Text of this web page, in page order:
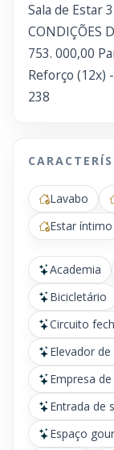
Sala de Estar
CONDIÇÕES
753. 000,00
Reforço (12x)
238
Lavabo
Estar íntimo
Academia
Bicicletário
Circuito
Elevador
Empresa
Entrada de
Espaço